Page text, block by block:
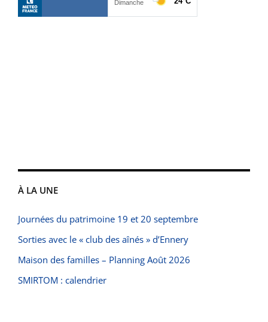
À LA UNE
Journées du patrimoine 19 et 20 septembre
Sorties avec le « club des aînés » d’Ennery
Maison des familles – Planning Août 2026
SMIRTOM : calendrier